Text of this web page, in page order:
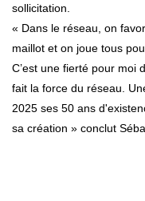
sollicitation.
« Dans le réseau, on
maillot et on joue tous
C’est une fierté pour moi
fait la force du réseau.
2025 ses 50 ans
sa création » conclut